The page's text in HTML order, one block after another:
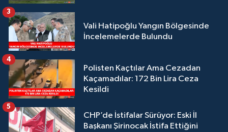
Vali Hatipoğlu Yangın Bölgesinde
İncelemelerde Bulundu
3
Polisten Kaçtılar Ama Cezadan
Kaçamadılar: 172 Bin Lira Ceza
Kesildi
4
CHP’de İstifalar Sürüyor: Eski İl
Başkanı Şirinocak İstifa Ettiğini
5